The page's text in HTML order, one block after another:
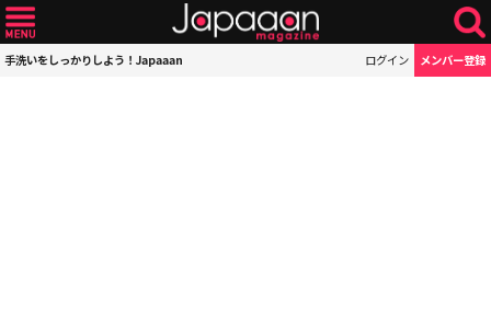
手洗いをしっかりしよう！Japaaan ログイン メンバー登録